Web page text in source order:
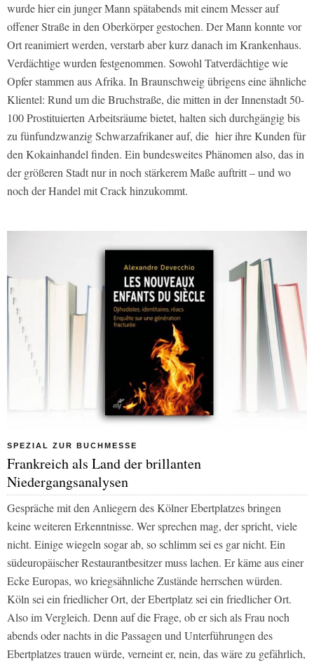
wurde hier ein junger Mann spätabends mit einem Messer auf
offener Straße in den Oberkörper gestochen. Der Mann konnte vor
Ort reanimiert werden, verstarb aber kurz danach im Krankenhaus.
Verdächtige wurden festgenommen. Sowohl Tatverdächtige wie
Opfer stammen aus Afrika. In Braunschweig übrigens eine ähnliche
Klientel: Rund um die Bruchstraße, die mitten in der Innenstadt 50-
100 Prostituierten Arbeitsräume bietet, halten sich durchgängig bis
zu fünfundzwanzig Schwarzafrikaner auf, die hier ihre Kunden für
den Kokainhandel finden. Ein bundesweites Phänomen also, das in
der größeren Stadt nur in noch stärkerem Maße auftritt – und wo
noch der Handel mit Crack hinzukommt.
SPEZIAL ZUR BUCHMESSE
Frankreich als Land der brillanten
Niedergangsanalysen
Gespräche mit den Anliegern des Kölner Ebertplatzes bringen
keine weiteren Erkenntnisse. Wer sprechen mag, der spricht, viele
nicht. Einige wiegeln sogar ab, so schlimm sei es gar nicht. Ein
südeuropäischer Restaurantbesitzer muss lachen. Er käme aus einer
Ecke Europas, wo kriegsähnliche Zustände herrschen würden.
Köln sei ein friedlicher Ort, der Ebertplatz sei ein friedlicher Ort.
Also im Vergleich. Denn auf die Frage, ob er sich als Frau noch
abends oder nachts in die Passagen und Unterführungen des
Ebertplatzes trauen würde, verneint er, nein, das wäre zu gefährlich,